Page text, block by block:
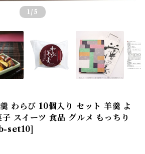
1 /5
わらび 10個入り セット 羊羹 よ
スイーツ 食品 グルメ もっちり
set10]